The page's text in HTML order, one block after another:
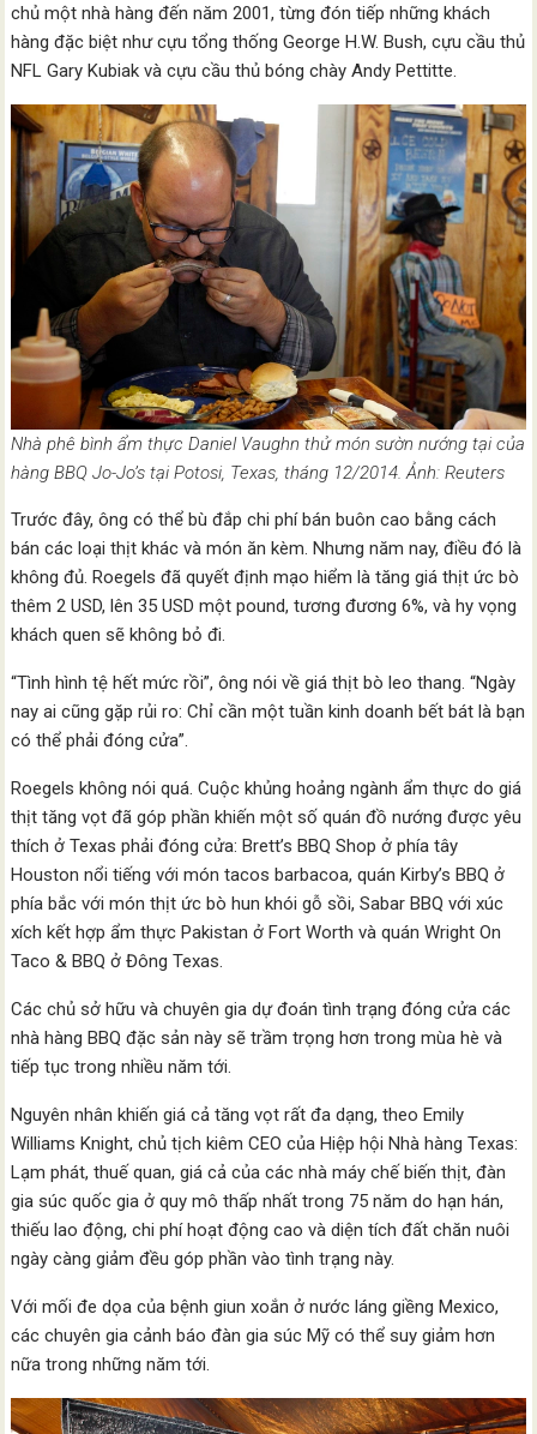
chủ một nhà hàng đến năm 2001, từng đón tiếp những khách
hàng đặc biệt như cựu tổng thống George H.W. Bush, cựu cầu thủ
NFL Gary Kubiak và cựu cầu thủ bóng chày Andy Pettitte.
Nhà phê bình ẩm thực Daniel Vaughn thử món sườn nướng tại của
hàng BBQ Jo-Jo’s tại Potosi, Texas, tháng 12/2014. Ảnh: Reuters
Trước đây, ông có thể bù đắp chi phí bán buôn cao bằng cách
bán các loại thịt khác và món ăn kèm. Nhưng năm nay, điều đó là
không đủ. Roegels đã quyết định mạo hiểm là tăng giá thịt ức bò
thêm 2 USD, lên 35 USD một pound, tương đương 6%, và hy vọng
khách quen sẽ không bỏ đi.
“Tình hình tệ hết mức rồi”, ông nói về giá thịt bò leo thang. “Ngày
nay ai cũng gặp rủi ro: Chỉ cần một tuần kinh doanh bết bát là bạn
có thể phải đóng cửa”.
Roegels không nói quá. Cuộc khủng hoảng ngành ẩm thực do giá
thịt tăng vọt đã góp phần khiến một số quán đồ nướng được yêu
thích ở Texas phải đóng cửa: Brett’s BBQ Shop ở phía tây
Houston nổi tiếng với món tacos barbacoa, quán Kirby’s BBQ ở
phía bắc với món thịt ức bò hun khói gỗ sồi, Sabar BBQ với xúc
xích kết hợp ẩm thực Pakistan ở Fort Worth và quán Wright On
Taco & BBQ ở Đông Texas.
Các chủ sở hữu và chuyên gia dự đoán tình trạng đóng cửa các
nhà hàng BBQ đặc sản này sẽ trầm trọng hơn trong mùa hè và
tiếp tục trong nhiều năm tới.
Nguyên nhân khiến giá cả tăng vọt rất đa dạng, theo Emily
Williams Knight, chủ tịch kiêm CEO của Hiệp hội Nhà hàng Texas:
Lạm phát, thuế quan, giá cả của các nhà máy chế biến thịt, đàn
gia súc quốc gia ở quy mô thấp nhất trong 75 năm do hạn hán,
thiếu lao động, chi phí hoạt động cao và diện tích đất chăn nuôi
ngày càng giảm đều góp phần vào tình trạng này.
Với mối đe dọa của bệnh giun xoắn ở nước láng giềng Mexico,
các chuyên gia cảnh báo đàn gia súc Mỹ có thể suy giảm hơn
nữa trong những năm tới.